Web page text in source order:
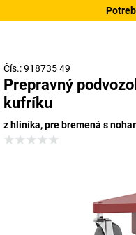
Čís.: 918735 49
Prepravný
kufríku
z hliníka, pre bremená s